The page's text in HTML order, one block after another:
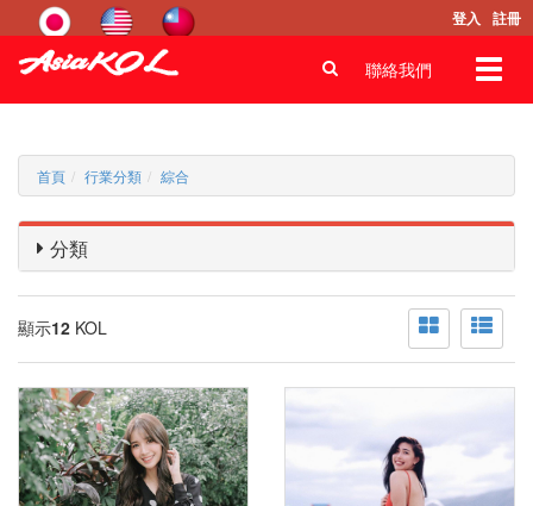
登入 註冊
聯絡我們
首頁 行業分類 綜合
分類
顯示12 KOL